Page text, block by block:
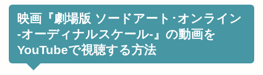
映画『劇場版 ソードアート･オンライン
-オーディナルスケール-』の動画を
YouTubeで視聴する方法